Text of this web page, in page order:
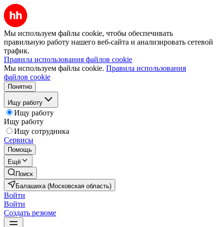
Мы используем файлы cookie, чтобы обеспечивать
правильную работу нашего веб-сайта и анализировать сетевой
трафик.
Правила использования файлов cookie
Мы используем файлы cookie. Правила использования
файлов cookie
Понятно
Ищу работу
Ищу работу
Ищу работу
Ищу сотрудника
Сервисы
Помощь
Ещё
Поиск
Балашиха (Московская область)
Войти
Войти
Создать резюме